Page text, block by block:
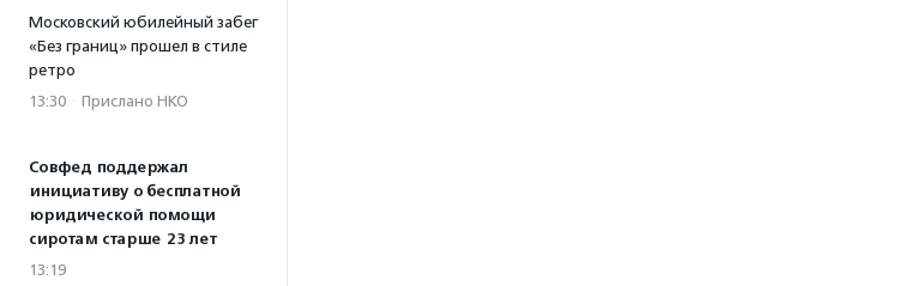
Московский юбилейный забег
«Без границ» прошел в стиле
ретро
13:30 · Прислано НКО
Совфед поддержал
инициативу о бесплатной
юридической помощи
сиротам старше 23 лет
13:19